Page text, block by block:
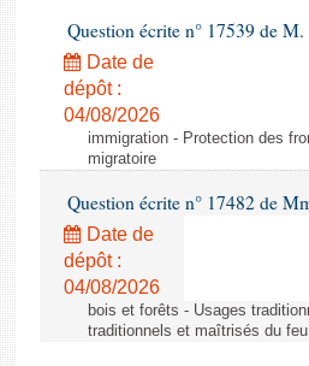
Question écrite n° 17539 de
Date de
dépôt :
04/08/2026
immigration - Protection des
migratoire
Question écrite n° 17482 de
Date de
dépôt :
04/08/2026
bois et forêts - Usages
traditionnels et maîtrisés du